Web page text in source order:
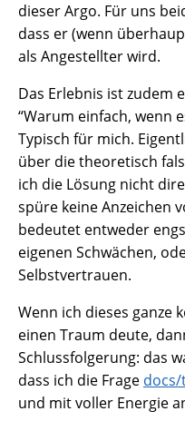
dieser Argo. Für uns
dass er (wenn
als Angestellter wird.
Das Erlebnis ist zudem
“Warum einfach, wenn
Typisch für mich.
über die theoretisch
ich die Lösung nicht
spüre keine Anzeichen
bedeutet entweder
eigenen Schwächen,
Selbstvertrauen.
Wenn ich dieses ganze
einen Traum deute,
Schlussfolgerung: das
dass ich die Frage docs/
und mit voller Energie